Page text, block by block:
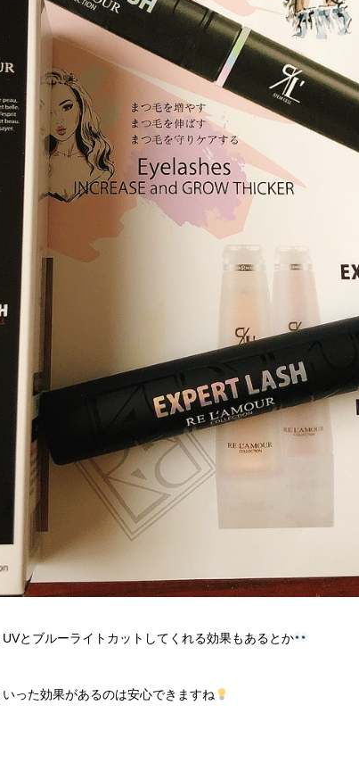
とブルーライトカットしてくれる効果もあるとか
った効果があるのは安心できますね